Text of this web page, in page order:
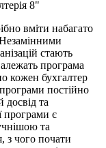
вміти набагато
стають
програма
кожен бухгалтер
постійно
досвід та
програми є
та
з чого почати